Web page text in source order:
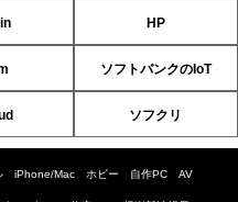
HP
ソフトバンクのIoT
ソフクリ
iPhone/Mac ホビー 自作PC AV